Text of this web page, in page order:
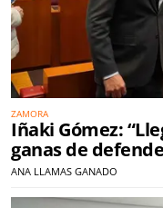
ZAMORA
Iñaki Gómez:
ganas de
ANA LLAMAS GANADO